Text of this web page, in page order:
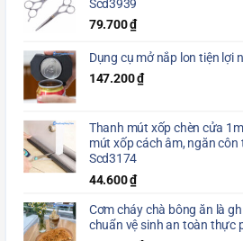
Scd3939
79.700₫
Dụng cụ mở nắp lon tiện lợi
147.200₫
Thanh mút xốp chèn cửa
mút xốp cách âm, ngăn
Scd3174
44.600₫
Cơm cháy chà bông ăn là
chuẩn vệ sinh an toàn thực